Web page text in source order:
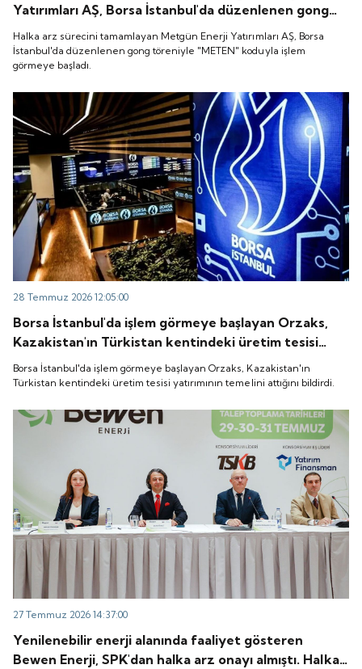
Yatırımları AŞ, Borsa İstanbul'da düzenlenen gong
töreniyle "METEN" koduyla işlem görmeye başladı.
Halka arz sürecini tamamlayan Metgün Enerji Yatırımları AŞ, Borsa
İstanbul'da düzenlenen gong töreniyle "METEN" koduyla işlem
görmeye başladı.
28 Temmuz 2026 12:05:00
Borsa İstanbul'da işlem görmeye başlayan Orzaks,
Kazakistan'ın Türkistan kentindeki üretim tesisi
yatırımının temelini attığını bildirdi.
Borsa İstanbul'da işlem görmeye başlayan Orzaks, Kazakistan'ın
Türkistan kentindeki üretim tesisi yatırımının temelini attığını bildirdi.
27 Temmuz 2026 14:37:00
Yenilenebilir enerji alanında faaliyet gösteren
Bewen Enerji, SPK'dan halka arz onayı almıştı. Halka